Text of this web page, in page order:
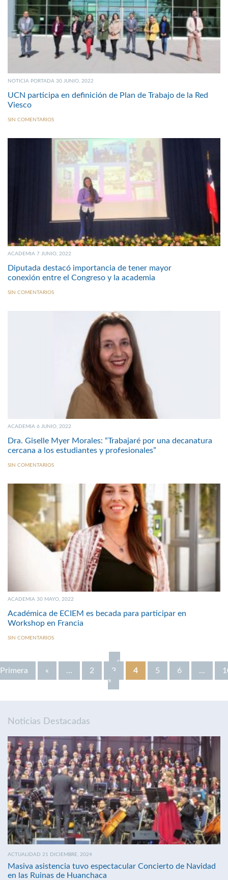
NOTICIA PORTADA 30 JUNIO, 2022
UCN participa en definición de Plan de Trabajo de la Red
Viesco
SIN COMENTARIOS
ACADEMIA 7 JUNIO, 2022
Diputada destacó importancia de tener mayor
conexión entre el Congreso y la academia
SIN COMENTARIOS
ACADEMIA 6 JUNIO, 2022
Dra. Giselle Myer Morales: “Trabajaré por una decanatura
cercana a los estudiantes y profesionales”
SIN COMENTARIOS
ACADEMIA 30 MAYO, 2022
Académica de ECIEM es becada para participar en
Workshop en Francia
SIN COMENTARIOS
«
Primera
« ... 2 3 4 5 6 ...
»
Noticias Destacadas
ACTUALIDAD 21 DICIEMBRE, 2024
Masiva asistencia tuvo espectacular Concierto de Navidad
en las Ruinas de Huanchaca